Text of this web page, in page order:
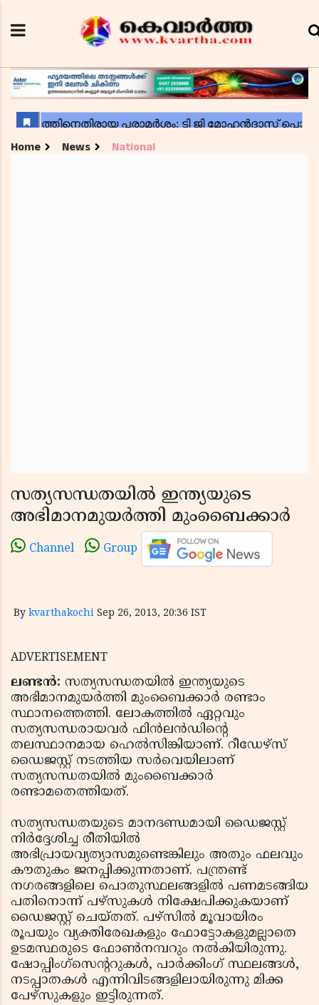
Home News National
സത്യസന്ധതയില്‍ ഇന്ത്യയുടെ
അഭിമാനമുയര്‍ത്തി മുംബൈക്കാര്‍
Channel Group
By kvarthakochi Sep 26, 2013, 20:36 IST
ADVERTISEMENT
ലണ്ടന്‍: സത്യസന്ധതയില്‍ ഇന്ത്യയുടെ
അഭിമാനമുയര്‍ത്തി മുംബൈക്കാര്‍ രണ്ടാം
സ്ഥാനത്തെത്തി. ലോകത്തില്‍ ഏറ്റവും
സത്യസന്ധരായവര്‍ ഫിന്‍ലന്‍ഡിന്റെ
തലസ്ഥാനമായ ഹെല്‍സിങ്കിയാണ്. റീഡേഴ്‌സ്
ഡൈജസ്റ്റ് നടത്തിയ സര്‍വെയിലാണ്
സത്യസന്ധതയില്‍ മുംബൈക്കാര്‍
രണ്ടാമതെത്തിയത്.
സത്യസന്ധതയുടെ മാനദണ്ഡമായി ഡൈജസ്റ്റ്
നിര്‍ദ്ദേശിച്ച രീതിയില്‍
അഭിപ്രായവ്യത്യാസമുണ്ടെങ്കിലും അതും ഫലവും
കൗതുകം ജനപ്പിക്കുന്നതാണ്. പന്ത്രണ്ട്
നഗരങ്ങളിലെ പൊതുസ്ഥലങ്ങളില്‍ പണമടങ്ങിയ
പതിനൊന്ന് പഴ്‌സുകള്‍ നിക്ഷേപിക്കുകയാണ്
ഡൈജസ്റ്റ് ചെയ്തത്. പഴ്‌സില്‍ മൂവായിരം
രൂപയും വ്യക്തിരേഖകളും ഫോട്ടോകളുമല്ലാതെ
ഉടമസ്ഥരുടെ ഫോണ്‍നമ്പറും നല്‍കിയിരുന്നു.
ഷോപ്പിംഗ്‌സെന്ററുകള്‍, പാര്‍ക്കിംഗ് സ്ഥലങ്ങള്‍,
നടപ്പാതകള്‍ എന്നിവിടങ്ങളിലായിരുന്നു മിക്ക
പേഴ്‌സുകളും ഇട്ടിരുന്നത്.